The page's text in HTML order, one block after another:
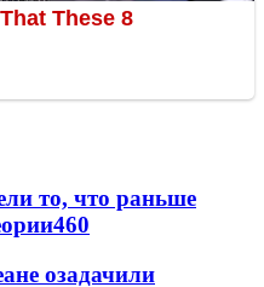
то, что раньше
460
озадачили